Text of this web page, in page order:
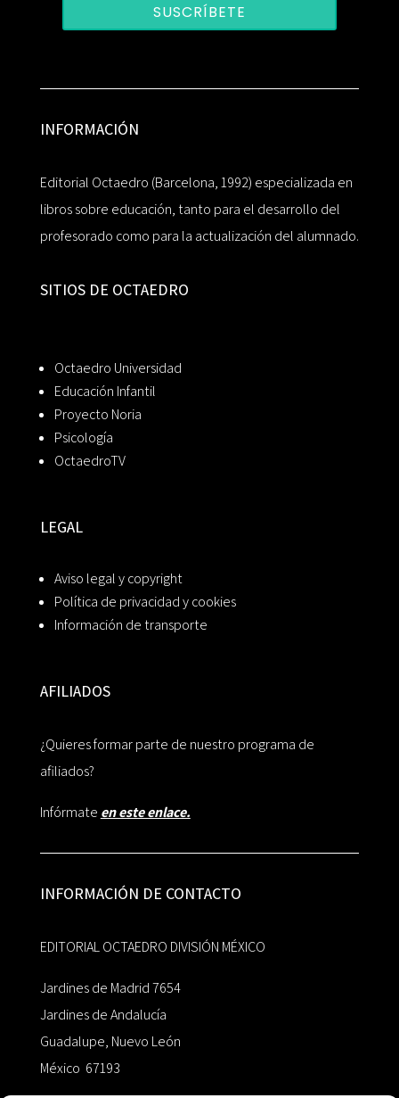
SUSCRÍBETE
INFORMACIÓN
Editorial Octaedro (Barcelona, 1992) especializada en
libros sobre educación, tanto para el desarrollo del
profesorado como para la actualización del alumnado.
SITIOS DE OCTAEDRO
Octaedro Universidad
Educación Infantil
Proyecto Noria
Psicología
OctaedroTV
LEGAL
Aviso legal y copyright
Política de privacidad y cookies
Información de transporte
AFILIADOS
¿Quieres formar parte de nuestro programa de
afiliados?
Infórmate en este enlace.
INFORMACIÓN DE CONTACTO
EDITORIAL OCTAEDRO DIVISIÓN MÉXICO
Jardines de Madrid 7654
Jardines de Andalucía
Guadalupe, Nuevo León
México 67193